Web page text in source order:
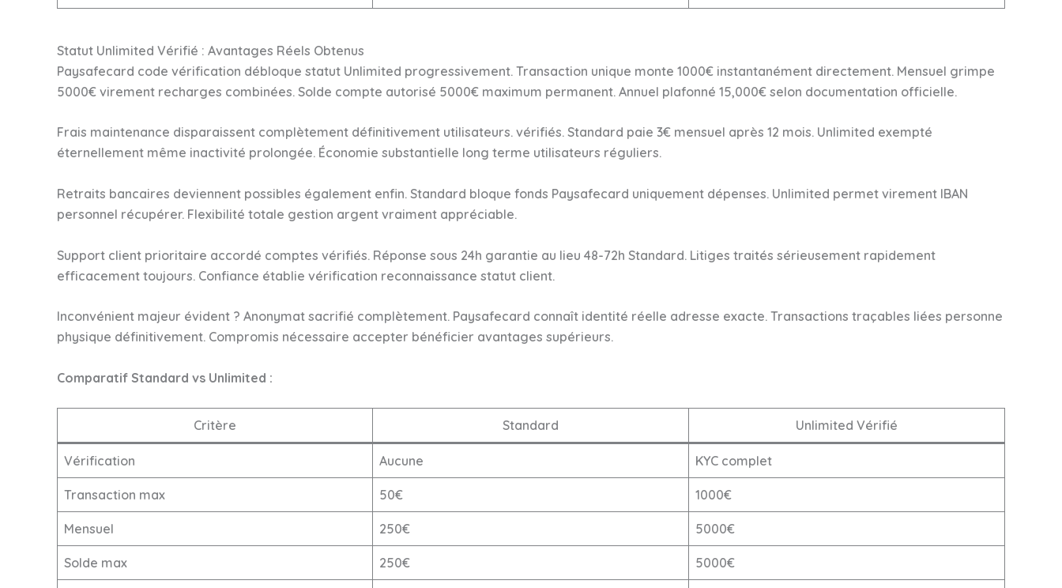
Statut Unlimited Vérifié : Avantages Réels Obtenus
Paysafecard code vérification débloque statut Unlimited progressivement. Transaction unique monte 1000€ instantanément directement. Mensuel grimpe
5000€ virement recharges combinées. Solde compte autorisé 5000€ maximum permanent. Annuel plafonné 15,000€ selon documentation officielle.
Frais maintenance disparaissent complètement définitivement utilisateurs. vérifiés. Standard paie 3€ mensuel après 12 mois. Unlimited exempté
éternellement même inactivité prolongée. Économie substantielle long terme utilisateurs réguliers.
Retraits bancaires deviennent possibles également enfin. Standard bloque fonds Paysafecard uniquement dépenses. Unlimited permet virement IBAN
personnel récupérer. Flexibilité totale gestion argent vraiment appréciable.
Support client prioritaire accordé comptes vérifiés. Réponse sous 24h garantie au lieu 48-72h Standard. Litiges traités sérieusement rapidement
efficacement toujours. Confiance établie vérification reconnaissance statut client.
Inconvénient majeur évident ? Anonymat sacrifié complètement. Paysafecard connaît identité réelle adresse exacte. Transactions traçables liées personne
physique définitivement. Compromis nécessaire accepter bénéficier avantages supérieurs.
Comparatif Standard vs Unlimited :
Critère Standard Unlimited Vérifié
Vérification Aucune KYC complet
Transaction max 50€ 1000€
Mensuel 250€ 5000€
Solde max 250€ 5000€